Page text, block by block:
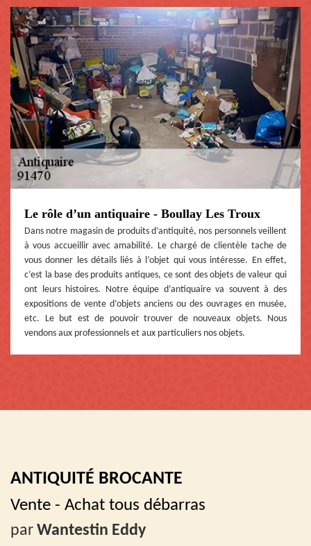
Le rôle d’un antiquaire - Boullay Les Troux
Dans notre magasin de produits d’antiquité, nos personnels veillent
à vous accueillir avec amabilité. Le chargé de clientèle tache de
vous donner les détails liés à l’objet qui vous intéresse. En effet,
c’est la base des produits antiques, ce sont des objets de valeur qui
ont leurs histoires. Notre équipe d’antiquaire va souvent à des
expositions de vente d’objets anciens ou des ouvrages en musée,
etc. Le but est de pouvoir trouver de nouveaux objets. Nous
vendons aux professionnels et aux particuliers nos objets.
ANTIQUITÉ BROCANTE
Vente - Achat tous débarras
par Wantestin Eddy